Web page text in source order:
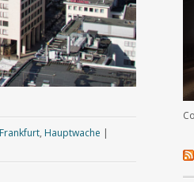
Frankfurt, Hauptwache |